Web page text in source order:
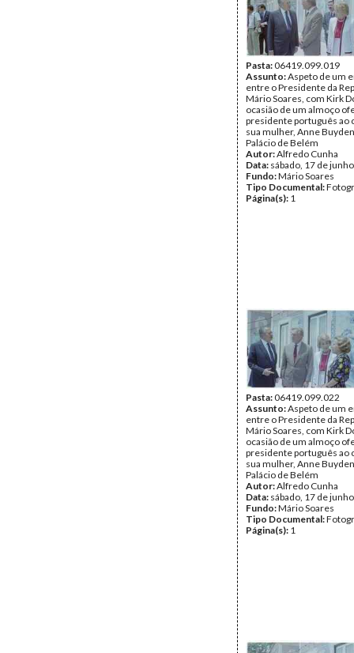
Pasta:06419.099.019
Assunto:Aspeto de um
entre o Presidente da
Mário Soares, com Kirk
ocasião de um almoço
presidente português ao
sua mulher, Anne
Palácio de Belém
Autor:Alfredo Cunha
Data: sábado, 17 de
Fundo:Mário Soares
Tipo Documental:
Página(s): 1
Pasta:06419.099.022
Assunto:Aspeto de um
entre o Presidente da
Mário Soares, com Kirk
ocasião de um almoço
presidente português ao
sua mulher, Anne
Palácio de Belém
Autor:Alfredo Cunha
Data: sábado, 17 de
Fundo:Mário Soares
Tipo Documental:
Página(s): 1